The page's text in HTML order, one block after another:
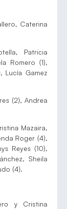
Caterina
Patricia
Romero (1),
Lucía Gamez
(2), Andrea
Mazaira,
Roger (4),
Reyes (10),
Sheila
(4).
y Cristina